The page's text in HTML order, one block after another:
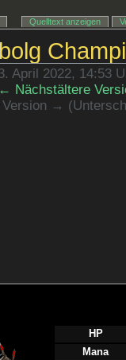
April 2022, 14:53
← Nächstältere
Version →
HP
Mana
Quelltext anzeigen